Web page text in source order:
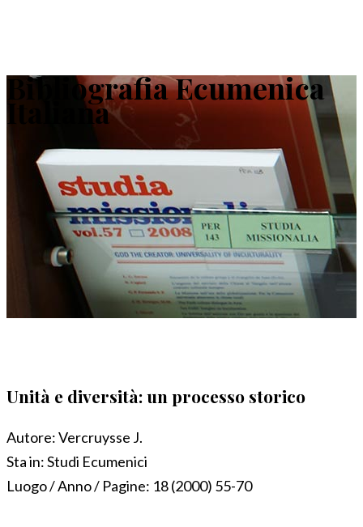
Bibliografia Ecumenica
Italiana
Unità e diversità: un processo storico
Autore:Vercruysse J.
Sta in:Studi Ecumenici
Luogo / Anno / Pagine: 18 (2000) 55-70